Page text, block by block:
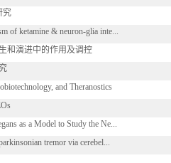
究
of ketamine & neuron-glia inte...
和演进中的作用及调控
and Theranostics
as a Model to Study the Ne...
tremor via cerebel...